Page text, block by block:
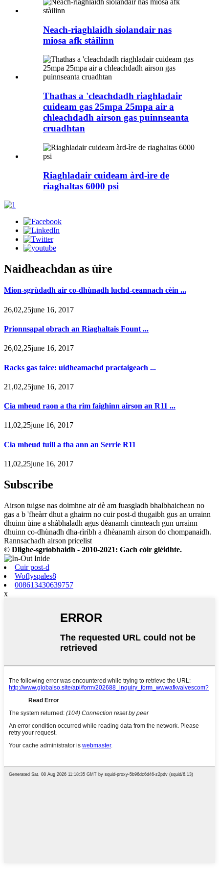
Neach-riaghlaidh siolandair nas
miosa afk stàilinn
Thathas a 'cleachdadh riaghladair
cuideam gas 25mpa 25mpa air a
chleachdadh airson gas puinnseanta
cruadhtan
Riaghladair cuideam àrd-ìre de
riaghaltas 6000 psi
Naidheachdan as ùire
Mion-sgrùdadh air co-dhùnadh luchd-ceannach cèin ...
26,02,25june 16, 2017
Prionnsapal obrach an Riaghaltais Fount ...
26,02,25june 16, 2017
Racks gas taice: uidheamachd practaigeach ...
21,02,25june 16, 2017
Cia mheud raon a tha rim faighinn airson an R11 ...
11,02,25june 16, 2017
Cia mheud tuill a tha ann an Serrie R11
11,02,25june 16, 2017
Subscribe
Airson tuigse nas doimhne air dè am fuasgladh bhalbhaichean no
gas a b 'fheàrr dhut a ghairm no cuir post-d thugaibh gus an urrainn
dhuinn ùine a shàbhaladh agus dèanamh cinnteach gun urrainn
dhuinn co-dhùnadh dha-rìribh a dhèanamh airson do chompanaidh.
Rannsachadh airson pricelist
© Dlighe-sgrìobhaidh - 2010-2021: Gach còir glèidhte.
Cuir post-d
Woflyspales8
008613430639757
x